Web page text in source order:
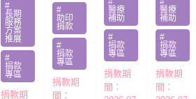
#
長期
服務
方案
推展
#
捐款
專區
捐款期
#
助印
捐款
#
捐款
專區
捐款期
間：
醫療
補助
#
捐款
專區
捐款期
間：
醫療
補助
#
捐款
專區
捐款期
間：